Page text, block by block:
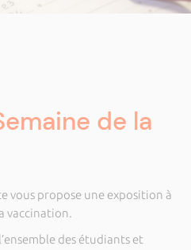
de la
vous propose une exposition à
vaccination.
des étudiants et